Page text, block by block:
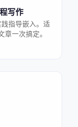
写作
指导嵌入。适
一次搞定。